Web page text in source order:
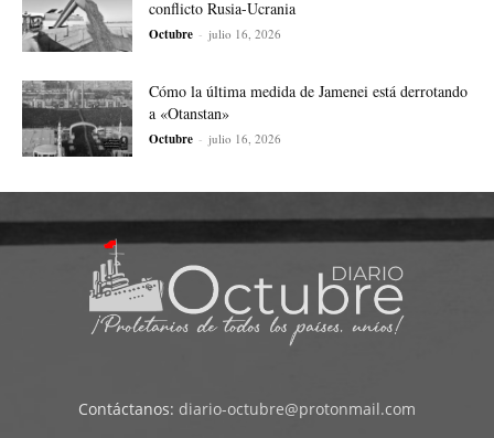
conflicto Rusia-Ucrania
Octubre - julio 16, 2026
Cómo la última medida de Jamenei está derrotando
a «Otanstan»
Octubre - julio 16, 2026
Contáctanos: diario-octubre@protonmail.com